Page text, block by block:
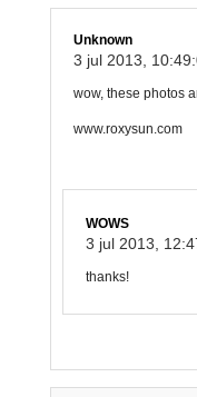
Unknown
3 jul 2013,
wow, these photos
www.roxysun.com
WOWS
3 jul 2013,
thanks!